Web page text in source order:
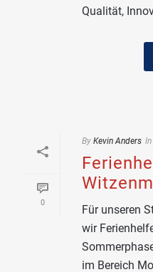
Qualität,
0
By Kevin Anders In
Für unseren
wir
im Bereich